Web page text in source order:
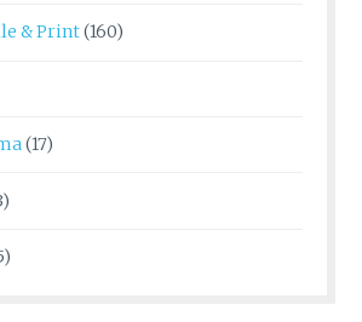
& Print(160)
(17)